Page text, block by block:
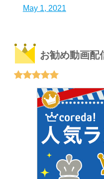
May 1, 2021
お勧め動画配